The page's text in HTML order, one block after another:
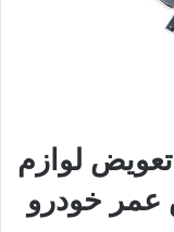
لوازم
عمر خودرو